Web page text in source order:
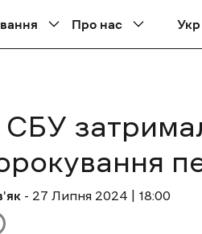
Про нас Укр
- 27 Липня 2024 | 18:00